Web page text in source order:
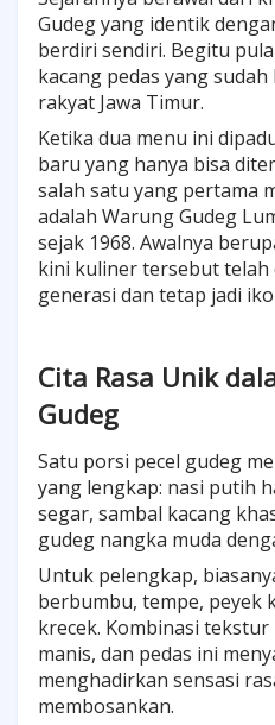
Gudeg yang identik
berdiri sendiri. Begitu
kacang pedas yang
rakyat Jawa Timur.
Ketika dua menu ini
baru yang hanya bisa
salah satu yang pertama
adalah Warung Gudeg
sejak 1968. Awalnya
kini kuliner tersebut telah
generasi dan tetap jadi
Cita Rasa Unik
Gudeg
Satu porsi pecel gudeg
yang lengkap: nasi putih
segar, sambal kacang
gudeg nangka muda
Untuk pelengkap,
berbumbu, tempe, peyek
krecek. Kombinasi
manis, dan pedas ini
menghadirkan sensasi
membosankan.